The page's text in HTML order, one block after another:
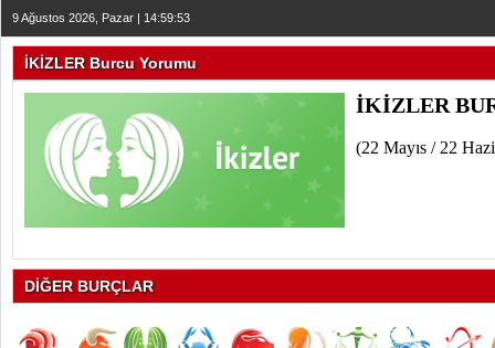
9 Ağustos 2026, Pazar | 14:59:53
İKİZLER Burcu Yorumu
İKİZLER
(22 Mayıs / 22
DİĞER BURÇLAR